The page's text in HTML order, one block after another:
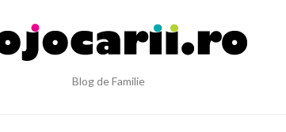
Blog de Familie